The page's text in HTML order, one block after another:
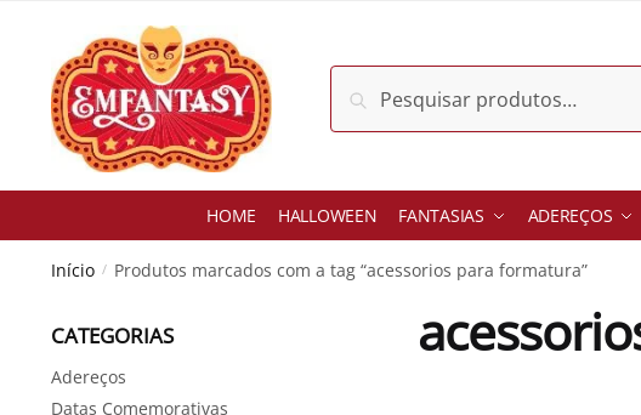
navigation
content
Pesquisar
por:
Pesquisar
HOME HALLOWEEN FANTASIAS ADEREÇOS
Início / Produtos marcados com a tag “acessorios para formatura”
CATEGORIAS
Adereços
Datas Comemorativas